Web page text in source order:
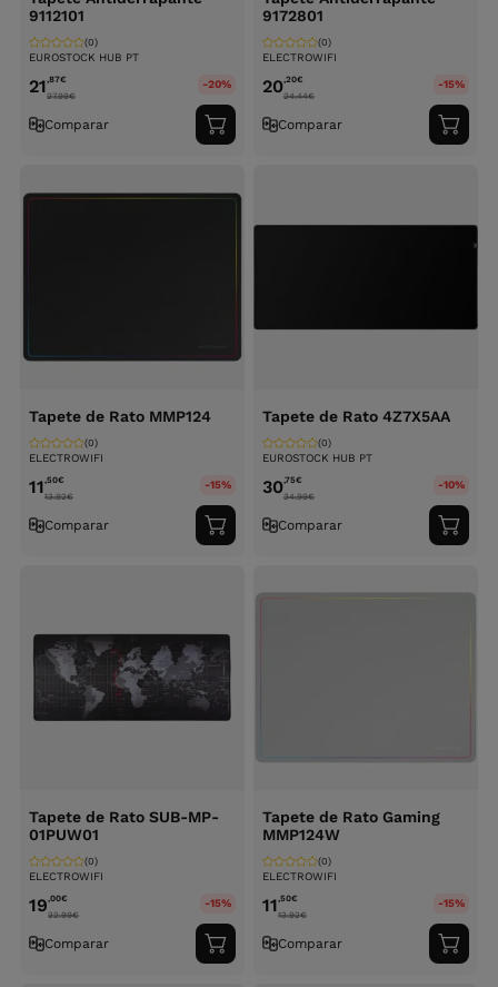
9112101
EUROSTOCK HUB PT
(0)
21,87€
27.99€
-20%
Comparar
Adicionar
ao
9172801
ELECTROWIFI
(0)
20,20€
24.44€
-15%
Comparar
ao
Tapete de Rato MMP124
ELECTROWIFI
(0)
11,50€
13.92€
-15%
Comparar
Adicionar
ao
Tapete de Rato 4Z7X5AA
EUROSTOCK HUB PT
(0)
30,75€
34.99€
-10%
Comparar
ao
Tapete de Rato SUB-MP-
01PUW01
ELECTROWIFI
(0)
19,00€
22.99€
-15%
Comparar
Adicionar
ao
Tapete de Rato Gaming
MMP124W
ELECTROWIFI
(0)
11,50€
13.92€
-15%
Comparar
ao